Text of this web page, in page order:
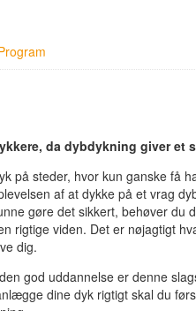
da dybdykning giver et
på steder, hvor kun ganske få
af at dykke på et vrag
gøre det sikkert, behøver du
rigtige viden. Det er nøjagtigt
dig.
god uddannelse er denne
dine dyk rigtigt skal du